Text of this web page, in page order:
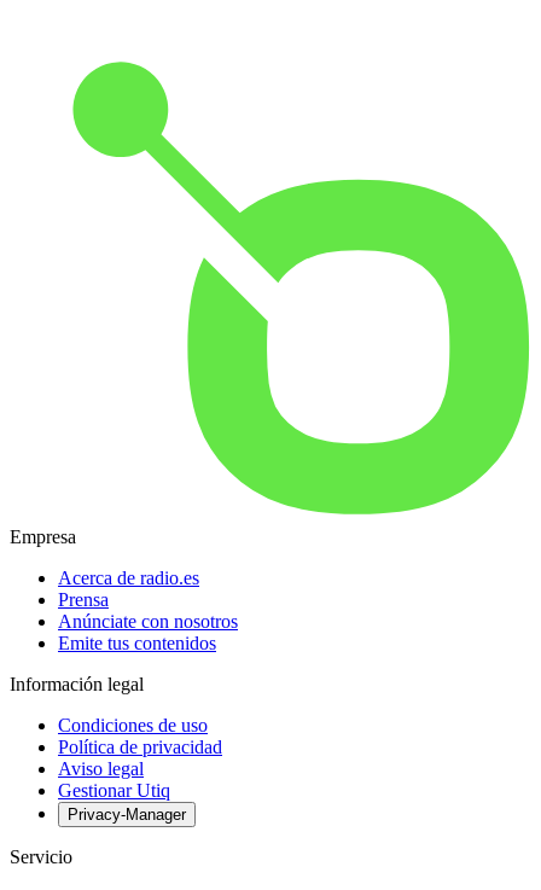
Empresa
Acerca de radio.es
Prensa
Anúnciate con nosotros
Emite tus contenidos
Información legal
Condiciones de uso
Política de privacidad
Aviso legal
Gestionar Utiq
Privacy-Manager
Servicio